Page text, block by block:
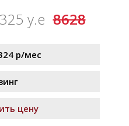
у.е 8628
р/мес
цену